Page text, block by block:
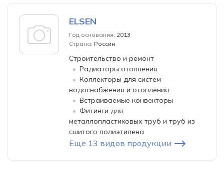
ELSEN
Год основания: 2013
Страна: Россия
Строительство и ремонт
Радиаторы отопления
Коллекторы для систем
водоснабжения и отопления
Встраиваемые конвекторы
Фитинги для
металлопластиковых труб и труб из
сшитого полиэтилена
Еще 13 видов продукции